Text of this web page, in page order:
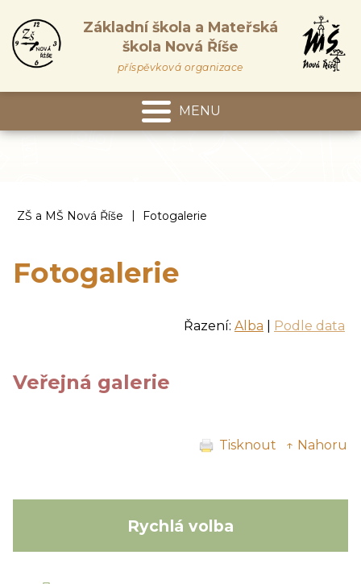
Základní škola a Mateřská
škola Nová Říše
příspěvková organizace
MENU
ZŠ a MŠ Nová Říše | Fotogalerie
Fotogalerie
Řazení: Alba Podle data
Veřejná galerie
Tisknout ↑ Nahoru
Rychlá volba